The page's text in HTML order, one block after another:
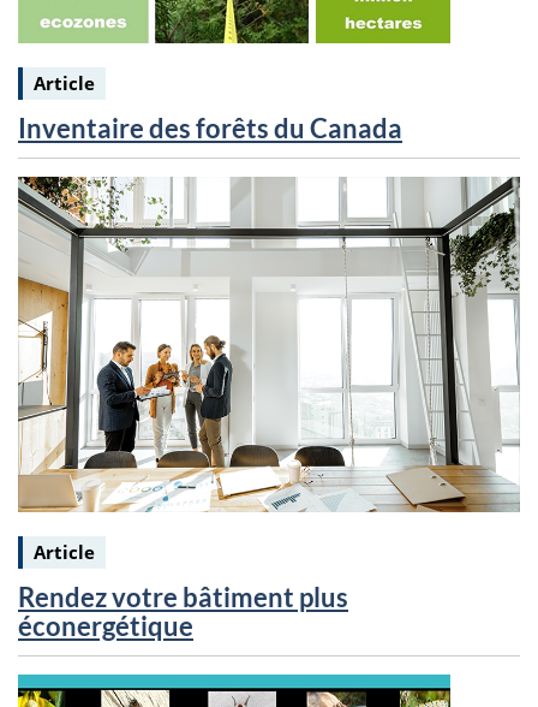
Keywords:
Article
Inventaire des forêts du Canada
Keywords:
Article
Rendez votre bâtiment plus
éconergétique